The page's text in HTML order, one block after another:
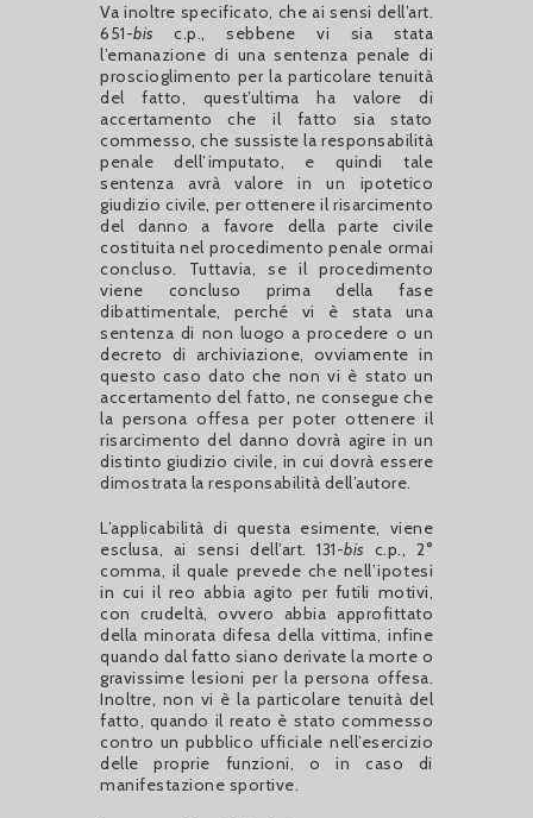
Va inoltre specificato, che ai sensi dell’art.
651-bis c.p., sebbene vi sia stata
l’emanazione di una sentenza penale di
proscioglimento per la particolare tenuità
del fatto, quest’ultima ha valore di
accertamento che il fatto sia stato
commesso, che sussiste la responsabilità
penale dell’imputato, e quindi tale
sentenza avrà valore in un ipotetico
giudizio civile, per ottenere il risarcimento
del danno a favore della parte civile
costituita nel procedimento penale ormai
concluso. Tuttavia, se il procedimento
viene concluso prima della fase
dibattimentale, perché vi è stata una
sentenza di non luogo a procedere o un
decreto di archiviazione, ovviamente in
questo caso dato che non vi è stato un
accertamento del fatto, ne consegue che
la persona offesa per poter ottenere il
risarcimento del danno dovrà agire in un
distinto giudizio civile, in cui dovrà essere
dimostrata la responsabilità dell’autore.
L’applicabilità di questa esimente, viene
esclusa, ai sensi dell’art. 131-bis c.p., 2°
comma, il quale prevede che nell’ipotesi
in cui il reo abbia agito per futili motivi,
con crudeltà, ovvero abbia approfittato
della minorata difesa della vittima, infine
quando dal fatto siano derivate la morte o
gravissime lesioni per la persona offesa.
Inoltre, non vi è la particolare tenuità del
fatto, quando il reato è stato commesso
contro un pubblico ufficiale nell’esercizio
delle proprie funzioni, o in caso di
manifestazione sportive.